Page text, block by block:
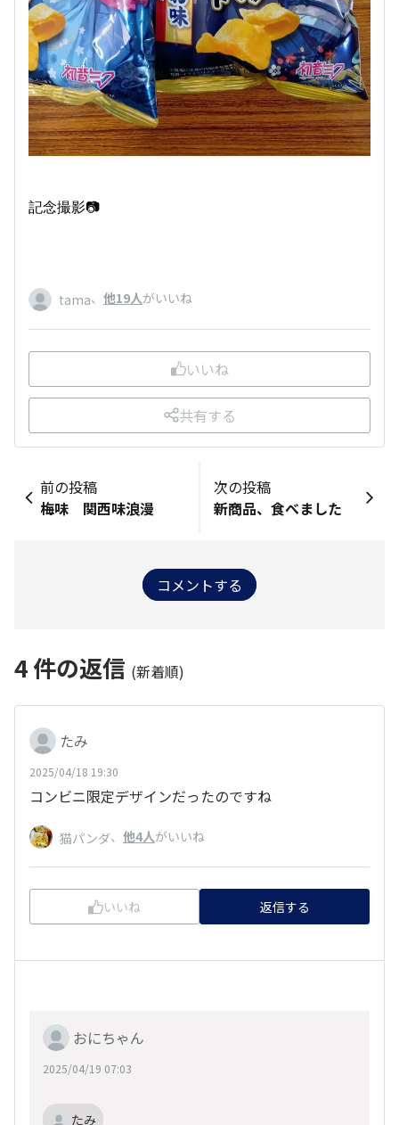
記念撮影📷️
tama、 他19人がいいね
いいね
共有する
前の投稿
梅味 関西味浪漫
次の投稿
新商品、食べました
コメントする
4件の返信 (新着順)
たみ
2025/04/18 19:30
コンビニ限定デザインだったのですね
猫パンダ、 他4人がいいね
いいね 返信する
おにちゃん
2025/04/19 07:03
たみ